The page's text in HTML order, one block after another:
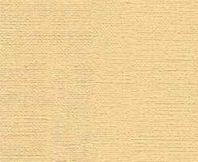
西安観光スポット
魅惑の西安グルメ
航空券
西安ツアー
治安情報